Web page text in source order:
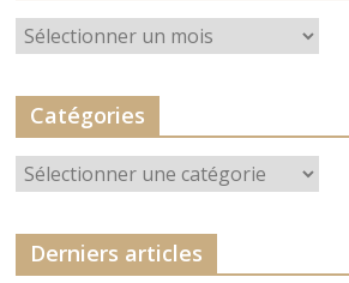
Archives
Catégories
Catégories
Derniers articles